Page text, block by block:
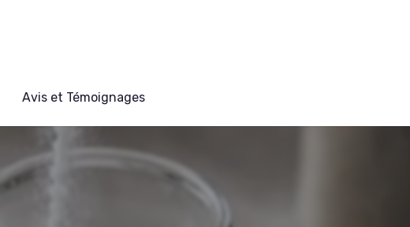
Avis et Témoignages